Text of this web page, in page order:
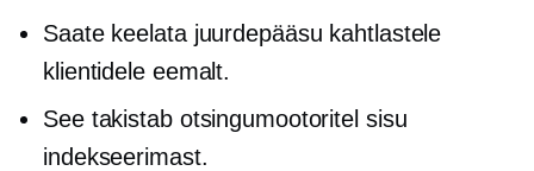
Saate keelata juurdepääsu kahtlastele
klientidele eemalt.
See takistab otsingumootoritel sisu
indekseerimast.